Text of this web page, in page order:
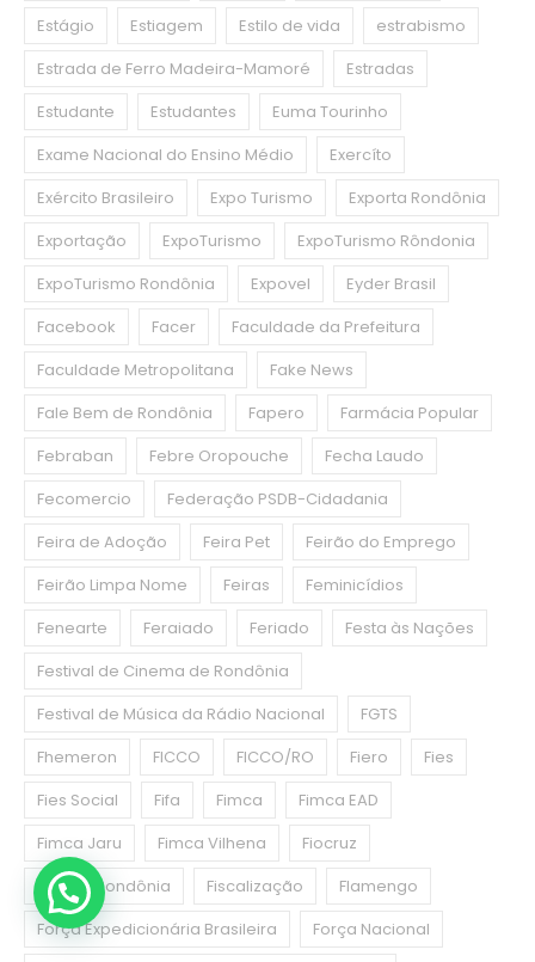
Estágio
Estiagem Estilo de vida
estrabismo
Estrada de Ferro Madeira-Mamoré
Estradas
Estudante
Estudantes
Euma Tourinho
Exame Nacional do Ensino Médio
Exercíto
Exército Brasileiro
Expo Turismo
Exporta Rondônia
Exportação
ExpoTurismo
ExpoTurismo Rôndonia
ExpoTurismo Rondônia
Expovel
Eyder Brasil
Facebook
Facer
Faculdade da Prefeitura
Faculdade Metropolitana
Fake News
Fale Bem de Rondônia
Fapero
Farmácia Popular
Febraban
Febre Oropouche
Fecha Laudo
Fecomercio
Federação PSDB-Cidadania
Feira de Adoção
Feira Pet
Feirão do Emprego
Feirão Limpa Nome
Feiras
Feminicídios
Fenearte
Feraiado Feriado
Festa às Nações
Festival de Cinema de Rondônia
Festival de Música da Rádio Nacional
FGTS
Fhemeron
FICCO FICCO/RO Fiero
Fies
Fies Social
Fifa Fimca
Fimca EAD
Fimca Jaru
Fimca Vilhena
Fiocruz
Fiocruz Rondônia
Fiscalização
Flamengo
Força Expedicionária Brasileira
Força Nacional